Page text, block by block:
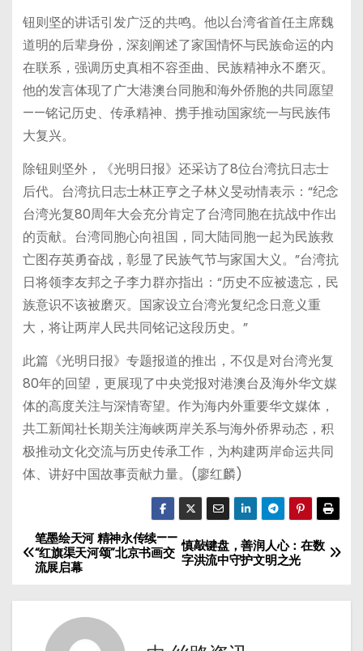
钮则坚的讲话引发广泛的共鸣。他以台湾省首任主席魏
道明的后辈身份，深刻阐述了家国情怀与民族命运的内
在联系，强调历史真相不容歪曲、民族精神永不磨灭。
他的发言体现了广大港澳台同胞和海外侨胞的共同愿望
——铭记历史、传承精神、携手推动国家统一与民族伟
大复兴。
除钮则坚外，《光明日报》还采访了8位台湾抗日志士
后代。台湾抗日志士林正亨之子林义旻动情表示：“纪念
台湾光复80周年大会充分肯定了台湾同胞在抗战中作出
的贡献。台湾同胞心向祖国，同大陆同胞一起为民族救
亡图存英勇奋战，彰显了民族气节与家国大义。”台湾抗
日将领李友邦之子李力群亦指出：“历史不应被遗忘，民
族意识不该被磨灭。国家设立台湾光复纪念日意义重
大，将让两岸人民共同铭记这段历史。”
此篇《光明日报》专题报道的推出，不仅是对台湾光复
80年的回望，更展现了中央党报对港澳台及海外华文媒
体的高度关注与深情寄望。作为海内外重要华文媒体，
共工新闻社长期关注海峡两岸关系与海外侨界动态，积
极推动文化交流与历史传承工作，为构建两岸命运共同
体、讲好中国故事贡献力量。(廖红麟)
文
章
慎敲键盘，善润人心：在数
字洪流中守护文明之光
笔墨绘天河 精神永传续——
“红旗渠天河颂”北京书画交
流展启幕